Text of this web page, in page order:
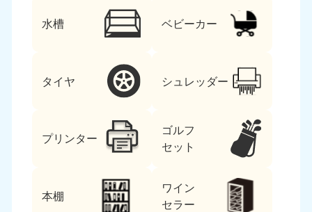
水槽 ベビーカー
タイヤ シュレッダー
プリンター
ゴルフ
セット
本棚
ワイン
セラー